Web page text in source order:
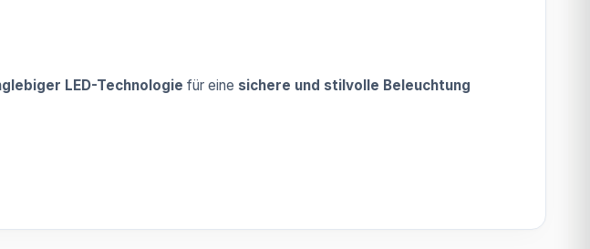
LED-Technologie für eine sichere und stilvolle Beleuchtung